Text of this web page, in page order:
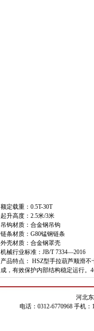
额定载重：0.5T-30T
起升高度：2.5米/3米
吊钩材质：合金钢吊钩
链条材质：G80锰钢链条
外壳材质：合金钢罩壳
机械行业标准：JB/T 7334—2016
产品特点： HSZ型手拉葫芦顺滑不
成，有效保护内部结构稳定运行。
河北
电话：0312-6770968 手机